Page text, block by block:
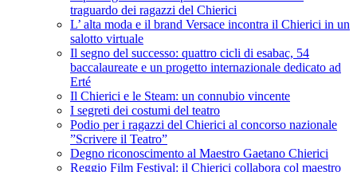
traguardo dei ragazzi del Chierici
L’ alta moda e il brand Versace incontra il Chierici in un
salotto virtuale
Il segno del successo: quattro cicli di esabac, 54
baccalaureate e un progetto internazionale dedicato ad
Erté
Il Chierici e le Steam: un connubio vincente
I segreti dei costumi del teatro
Podio per i ragazzi del Chierici al concorso nazionale
”Scrivere il Teatro”
Degno riconoscimento al Maestro Gaetano Chierici
Reggio Film Festival: il Chierici collabora col maestro